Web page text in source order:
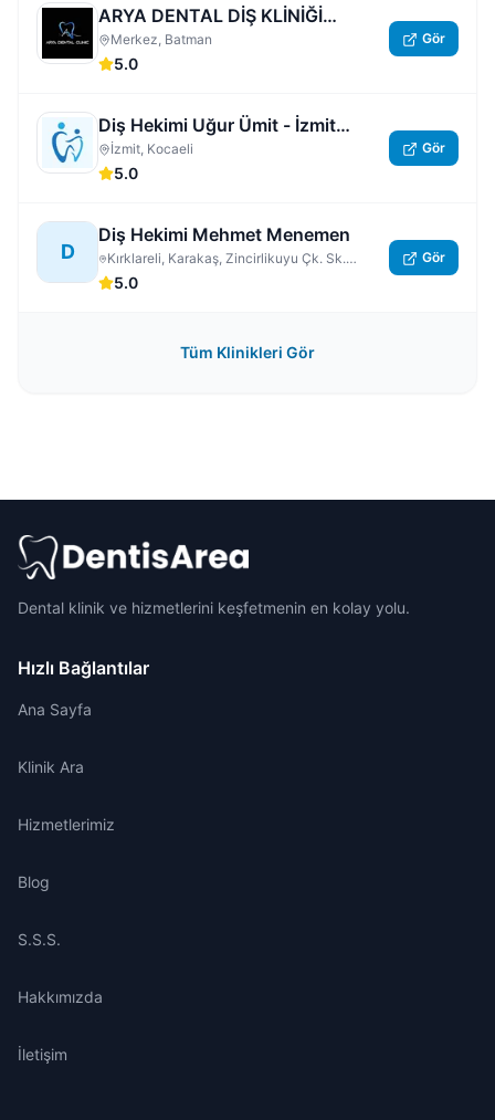
ARYA DENTAL DİŞ KLİNİĞİ
BATMAN
Merkez, Batman
5.0
Gör
Diş Hekimi Uğur Ümit - İzmit
Nöbetçi Dişçi | Kocaeli 7/24 Açık
Acil Özel Diş Hastanesi
İzmit, Kocaeli
5.0
Gör
D
Diş Hekimi Mehmet Menemen
Kırklareli, Karakaş, Zincirlikuyu Çk. Sk.
No:3/5, Kırklareli Merkez
5.0
Gör
Tüm Klinikleri Gör
Dental klinik ve hizmetlerini keşfetmenin en kolay yolu.
Hızlı Bağlantılar
Ana Sayfa
Klinik Ara
Hizmetlerimiz
Blog
S.S.S.
Hakkımızda
İletişim